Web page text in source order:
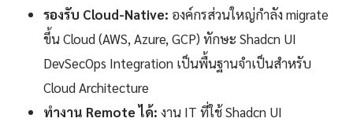
รองรับ Cloud-Native: องค์กรส่วนใหญ่กำลัง migrate
ขึ้น Cloud (AWS, Azure, GCP) ทักษะ Shadcn UI
DevSecOps Integration เป็นพื้นฐานจำเป็นสำหรับ
Cloud Architecture
ทำงาน Remote ได้: งาน IT ที่ใช้ Shadcn UI